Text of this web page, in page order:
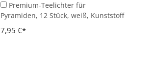
Premium-Teelichter für
Pyramiden, 12 Stück, weiß, Kunststoff
7,95 €